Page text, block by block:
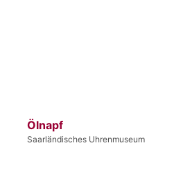
Ölnapf
Saarländisches Uhrenmuseum